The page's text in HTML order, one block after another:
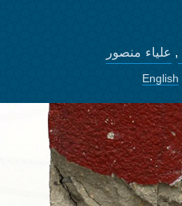
, علياء منصور
English